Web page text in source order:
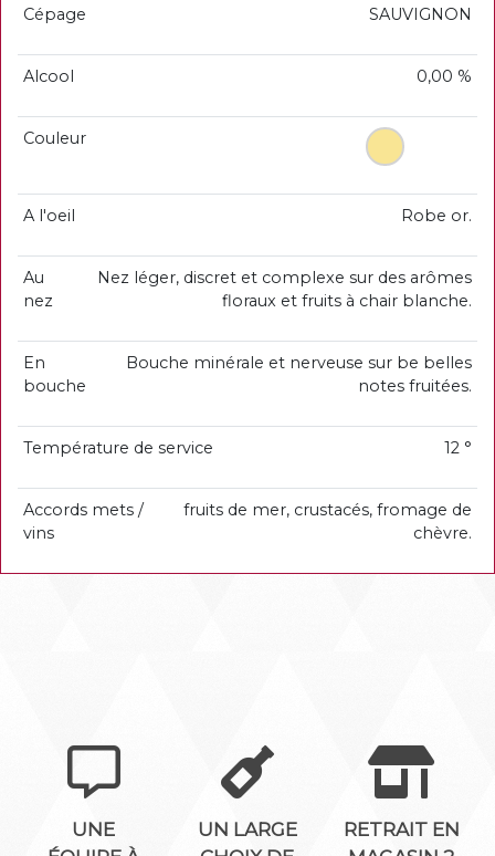
Cépage SAUVIGNON
Alcool 0,00 %
Couleur
A l'oeil Robe or.
Au
nez
Nez léger, discret et complexe sur des arômes
floraux et fruits à chair blanche.
En
bouche
Bouche minérale et nerveuse sur be belles
notes fruitées.
Température de service 12 °
Accords mets /
vins
fruits de mer, crustacés, fromage de
chèvre.
UNE
UN LARGE
RETRAIT EN